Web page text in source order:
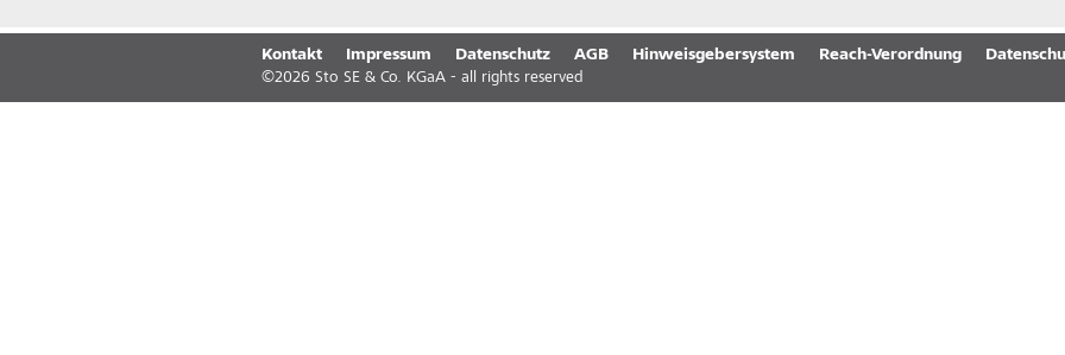
Kontakt Impressum Datenschutz AGB Hinweisgebersystem Reach-Verordnung
©2026 Sto SE & Co. KGaA - all rights reserved